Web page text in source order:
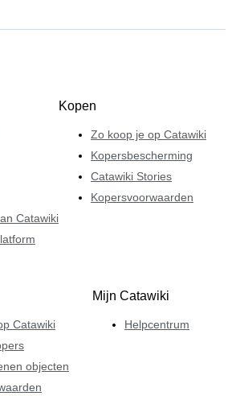
Catawiki
Kopen
Zo koop je op Catawiki
Kopersbescherming
Catawiki Stories
Kopersvoorwaarden
Catawiki
objecten
Mijn Catawiki
Helpcentrum